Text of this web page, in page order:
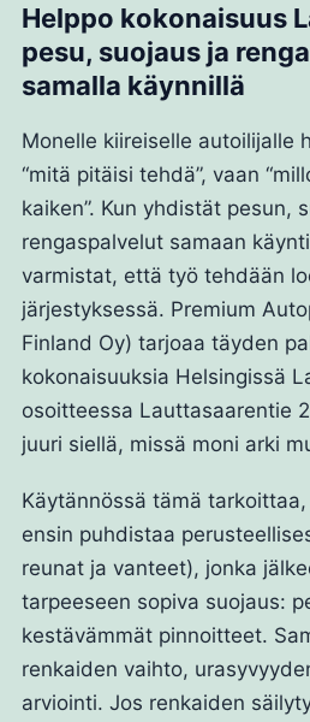
Helppo kokonaisuus
pesu, suojaus ja
samalla käynnillä
Monelle kiireiselle autoilijalle
“mitä pitäisi tehdä”, vaan
kaiken”. Kun yhdistät pesun,
rengaspalvelut samaan
varmistat, että työ tehdään
järjestyksessä. Premium
Finland Oy) tarjoaa täyden
kokonaisuuksia Helsingissä
osoitteessa Lauttasaarentie
juuri siellä, missä moni arki
Käytännössä tämä
ensin puhdistaa
reunat ja vanteet), jonka
tarpeeseen sopiva suojaus:
kestävämmät pinnoitteet.
renkaiden vaihto,
arviointi. Jos renkaiden